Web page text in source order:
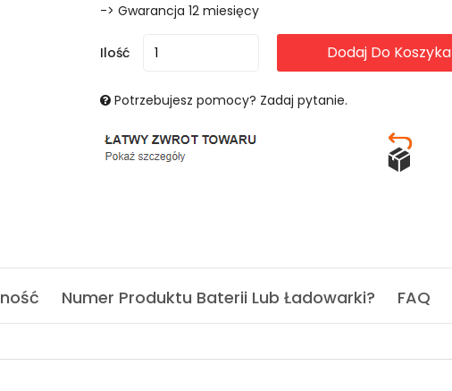
-> Gwarancja 12 miesięcy
Ilość Dodaj Do Koszyka
Potrzebujesz pomocy? Zadaj pytanie.
Numer Produktu Baterii Lub Ładowarki? FAQ